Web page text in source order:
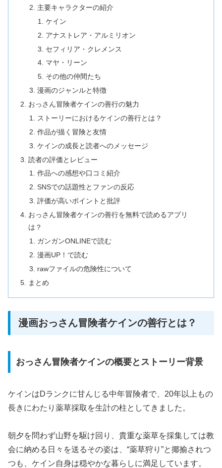
主要キャラクターの紹介
ケイン
アナストレア・アルミリオン
セフィリア・クレメンス
マヤ・リーン
その他の仲間たち
漫画のジャンルと特徴
おっさん冒険者ケインの善行の魅力
ストーリーにおけるケインの善行とは？
作品が描く冒険と友情
ケインの成長と読者へのメッセージ
読者の評価とレビュー
作品への感想や口コミ紹介
SNSでの話題性とファンの反応
評価が高いポイントと批評
おっさん冒険者ケインの善行を無料で読めるアプリ
は？
ガンガンONLINEで読む
漫画UP！で読む
rawファイルの危険性について
まとめ
漫画おっさん冒険者ケインの善行とは？
おっさん冒険者ケインの概要とストーリー背景
ケインはDランクに甘んじる中年冒険者で、20年以上もの
長きにわたり薬草採取を生計の柱としてきました。
朝夕を問わず山野を駆け回り、貴重な薬草を採集しては教
会に納める日々を送るその姿は、“薬草狩り”と揶揄されつ
つも、ケイン自身は穏やかな暮らしに満足しています。